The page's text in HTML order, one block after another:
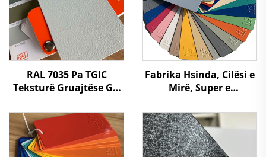
RAL 7035 Pa TGIC
Teksturë Gruajtëse Gri
Brendshëm dhe të
Fabrika Hsinda, Cilësi e
Mirë, Super e
Elektrostatike, Pulmon i
Spruajt me Ngjyra të
Ndryshme në Stok